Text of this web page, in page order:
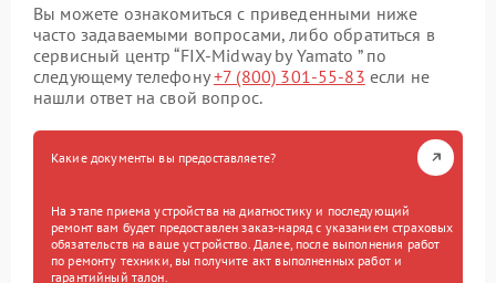
Вы можете ознакомиться с приведенными ниже
часто задаваемыми вопросами, либо обратиться в
сервисный центр “FIX-Midway by Yamato ” по
следующему телефону+7 (800) 301-55-83 если не
нашли ответ на свой вопрос.
Какие документы вы предоставляете?
На этапе приема устройства на диагностику и последующий
ремонт вам будет предоставлен заказ-наряд с указанием страховых
обязательств на ваше устройство. Далее, после выполнения работ
по ремонту техники, вы получите акт выполненных работ и
гарантийный талон.